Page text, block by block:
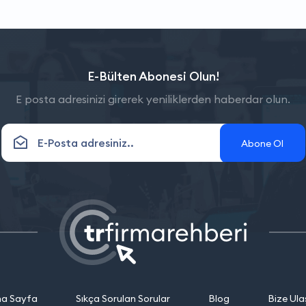
E-Bülten Abonesi Olun!
E posta adresinizi girerek yeniliklerden haberdar olun.
Abone Ol
Sayfa Sıkça Sorulan Sorular Blog Bize